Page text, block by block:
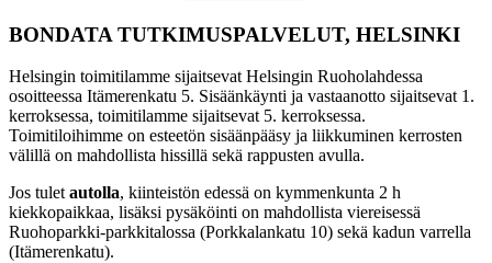
BONDATA TUTKIMUSPALVELUT, HELSINKI
Helsingin toimitilamme sijaitsevat Helsingin Ruoholahdessa
osoitteessa Itämerenkatu 5. Sisäänkäynti ja vastaanotto sijaitsevat 1.
kerroksessa, toimitilamme sijaitsevat 5. kerroksessa.
Toimitiloihimme on esteetön sisäänpääsy ja liikkuminen kerrosten
välillä on mahdollista hissillä sekä rappusten avulla.
Jos tulet autolla, kiinteistön edessä on kymmenkunta 2 h
kiekkopaikkaa, lisäksi pysäköinti on mahdollista viereisessä
Ruohoparkki-parkkitalossa (Porkkalankatu 10) sekä kadun varrella
(Itämerenkatu).